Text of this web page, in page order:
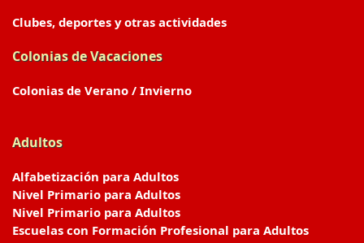
Clubes, deportes y otras actividades
Colonias de Vacaciones
Colonias de Verano / Invierno
Adultos
Alfabetización para Adultos
Nivel Primario para Adultos
Nivel Primario para Adultos
Escuelas con Formación Profesional para Adultos